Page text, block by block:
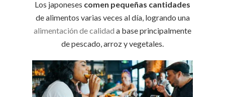
Los japoneses comen pequeñas cantidades
de alimentos varias veces al día, logrando una
alimentación de calidad a base principalmente
de pescado, arroz y vegetales.